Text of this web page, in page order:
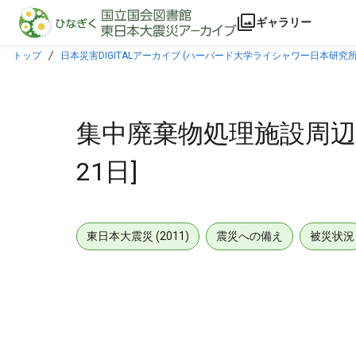
本文に飛ぶ
ギャラリー
トップ 日本災害DIGITALアーカイブ (ハーバード大学ライシャワー日本研究
集中廃棄物処理施設周
21日]
東日本大震災 (2011) 震災への備え 被災状況